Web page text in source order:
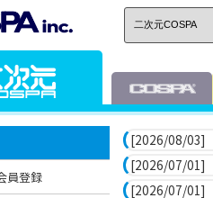
員登録
[2026/08/03]
[2026/07/01]
[2026/07/01]